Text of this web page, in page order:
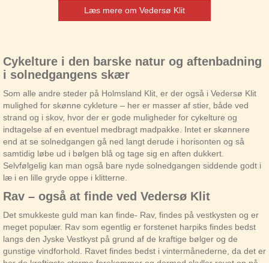
Læs mere om Vedersø Klit
Cykelture i den barske natur og aftenbadning
i solnedgangens skær
Som alle andre steder på Holmsland Klit, er der også i Vedersø Klit
mulighed for skønne cykleture – her er masser af stier, både ved
strand og i skov, hvor der er gode muligheder for cykelture og
indtagelse af en eventuel medbragt madpakke. Intet er skønnere
end at se solnedgangen gå ned langt derude i horisonten og så
samtidig løbe ud i bølgen blå og tage sig en aften dukkert.
Selvfølgelig kan man også bare nyde solnedgangen siddende godt i
læ i en lille gryde oppe i klitterne.
Rav – også at finde ved Vedersø Klit
Det smukkeste guld man kan finde- Rav, findes på vestkysten og er
meget populær. Rav som egentlig er forstenet harpiks findes bedst
langs den Jyske Vestkyst på grund af de kraftige bølger og de
gunstige vindforhold. Ravet findes bedst i vintermånederne, da det er